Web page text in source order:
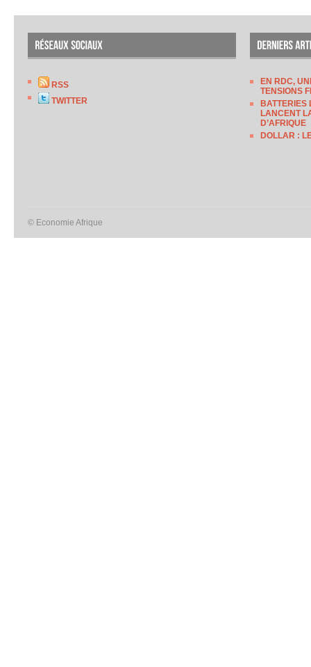
RSS
TWITTER
EN RDC,
TENSIONS
BATTERIES
LANCENT
D’AFRIQUE
DOLLAR :
© Economie Afrique